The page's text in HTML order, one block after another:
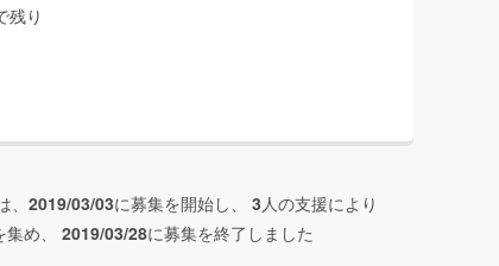
残り
2019/03/03に募集を開始し、 3人の支援により
め、 2019/03/28に募集を終了しました